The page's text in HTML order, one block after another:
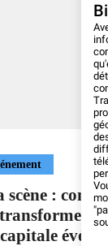
scène :